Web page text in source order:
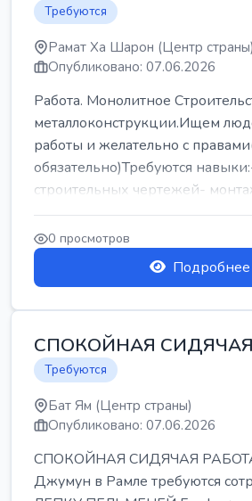
Требуются
Рамат Ха Шарон (Центр страны)
Опубликовано: 07.06.2026
Работа. Монолитное
металлоконструкции.Ищем
работы и желательно с
обязательно)Требуются
строительных чертежей-
армокаркасыОпл...
0 просмотров
Подробнее
СПОКОЙНАЯ
Требуются
Бат Ям (Центр страны)
Опубликовано: 07.06.2026
СПОКОЙНАЯ СИДЯЧАЯ
Джумун в Рамле требуются